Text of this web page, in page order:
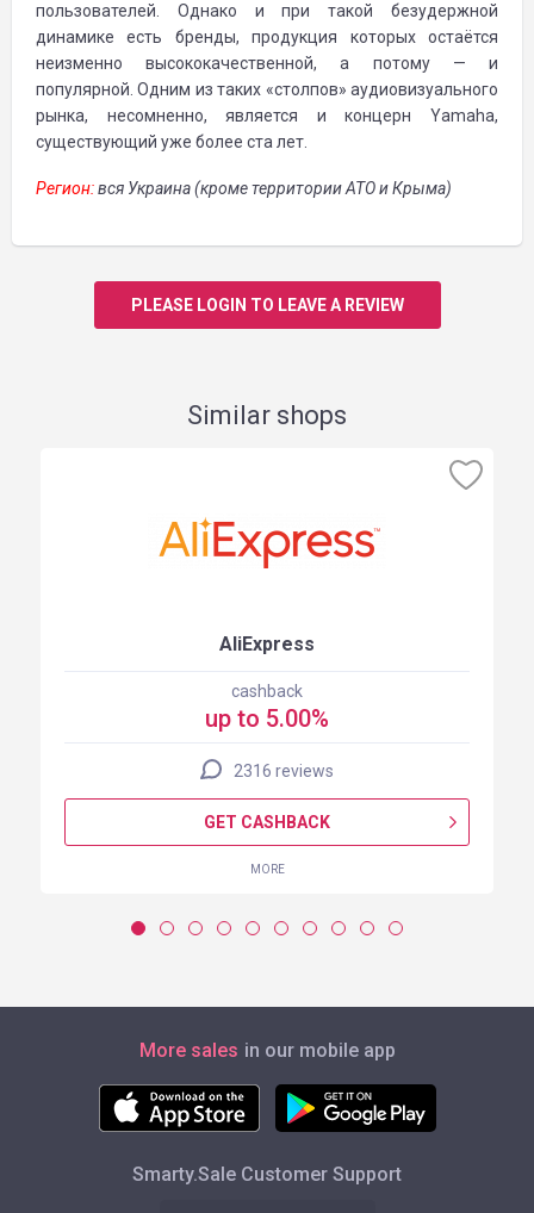
пользователей. Однако и при такой безудержной
динамике есть бренды, продукция которых остаётся
неизменно высококачественной, а потому — и
популярной. Одним из таких «столпов» аудиовизуального
рынка, несомненно, является и концерн Yamaha,
существующий уже более ста лет.
Регион:вся Украина (кроме территории АТО и Крыма)
PLEASE LOGIN TO LEAVE A REVIEW
Similar shops
AliExpress
cashback
up to 5.00%
2316 reviews
GET CASHBACK
MORE
More sales in our mobile app
Smarty.Sale Customer Support